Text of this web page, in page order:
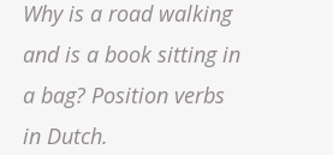
Why is a road walking
and is a book sitting in
a bag? Position verbs
in Dutch.